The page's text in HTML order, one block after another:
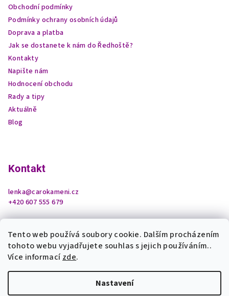
Tento web používá soubory cookie. Dalším procházením
tohoto webu vyjadřujete souhlas s jejich používáním..
Více informacízde.
Nastavení
Obchodní podmínky
Podmínky ochrany osobních údajů
Doprava a platba
Jak se dostanete k nám do Ředhoště?
Kontakty
Napište nám
Hodnocení obchodu
Rady a tipy
Aktuálně
Blog
Kontakt
lenka@carokameni.cz
+420 607 555 679